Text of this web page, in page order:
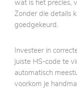
wat is het precies,
Zonder die details
goedgekeurd.
Investeer in
juiste HS-code te
automatisch
voorkom je